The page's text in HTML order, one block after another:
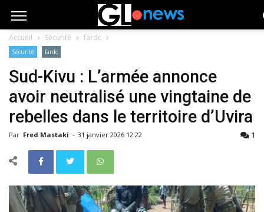
Accueil Sécurité fardc
Sécurité fardc
Sud-Kivu : L’armée annonce
avoir neutralisé une vingtaine de
rebelles dans le territoire d’Uvira
Par Fred Mastaki - 31 janvier 2026 12:22 1